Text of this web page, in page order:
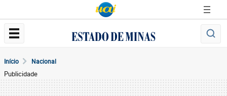
Início Nacional
Publicidade